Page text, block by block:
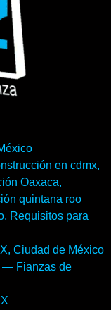
en cdmx,
Oaxaca,
quintana roo
Requisitos para
Ciudad de México
— Fianzas de